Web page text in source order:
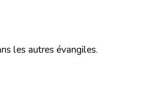
les autres évangiles.